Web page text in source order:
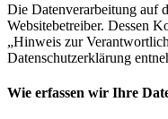
Die Datenverarbeitung auf
Websitebetreiber. Dessen
„Hinweis zur
Datenschutzerklärung
Wie erfassen wir Ihre